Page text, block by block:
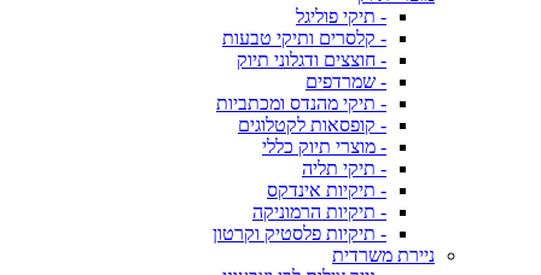
- תיקי פוליגל
- קלסרים ותיקי טבעות
- חוצצים ודגלוני תיוק
- שמרדפים
- תיקי מהנדס ומכתביות
- קופסאות לקטלוגים
- מוצרי תיוק כללי
- תיקי תליה
- תיקיות אינדקס
- תיקיות הרמוניקה
- תיקיות פלסטיק וקרטון
ניירת משרדית